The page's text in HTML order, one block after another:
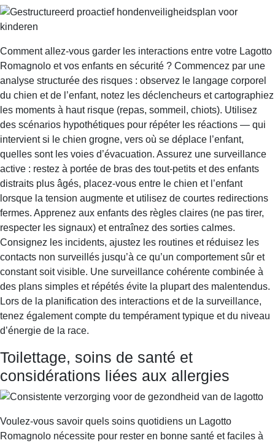
Comment allez-vous garder les interactions entre votre Lagotto
Romagnolo et vos enfants en sécurité ? Commencez par une
analyse structurée des risques : observez le langage corporel
du chien et de l’enfant, notez les déclencheurs et cartographiez
les moments à haut risque (repas, sommeil, chiots). Utilisez
des scénarios hypothétiques pour répéter les réactions — qui
intervient si le chien grogne, vers où se déplace l’enfant,
quelles sont les voies d’évacuation. Assurez une surveillance
active : restez à portée de bras des tout-petits et des enfants
distraits plus âgés, placez-vous entre le chien et l’enfant
lorsque la tension augmente et utilisez de courtes redirections
fermes. Apprenez aux enfants des règles claires (ne pas tirer,
respecter les signaux) et entraînez des sorties calmes.
Consignez les incidents, ajustez les routines et réduisez les
contacts non surveillés jusqu’à ce qu’un comportement sûr et
constant soit visible. Une surveillance cohérente combinée à
des plans simples et répétés évite la plupart des malentendus.
Lors de la planification des interactions et de la surveillance,
tenez également compte du tempérament typique et du niveau
d’énergie de la race.
Toilettage, soins de santé et
considérations liées aux allergies
Voulez-vous savoir quels soins quotidiens un Lagotto
Romagnolo nécessite pour rester en bonne santé et faciles à